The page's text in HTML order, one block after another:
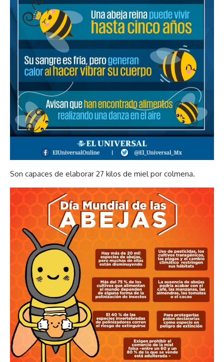
Son capaces de elaborar 27 kilos de miel por colmena.